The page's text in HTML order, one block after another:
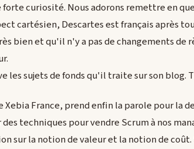
forte curiosité. Nous adorons remettre en
cartésien, Descartes est français après
bien et qu'il n'y a pas de changements de
sujets de fonds qu'il traite sur son blog.
France, prend enfin la parole pour la
techniques pour vendre Scrum à nos
sur la notion de valeur et la notion de